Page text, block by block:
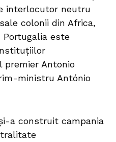
interlocutor neutru
colonii din Africa,
Portugalia este
Antonio
ministru António
a construit campania